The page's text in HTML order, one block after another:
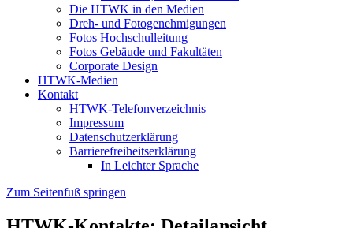
Die HTWK in den Medien
Dreh- und Fotogenehmigungen
Fotos Hochschulleitung
Fotos Gebäude und Fakultäten
Corporate Design
HTWK-Medien
Kontakt
HTWK-Telefonverzeichnis
Impressum
Datenschutzerklärung
Barrierefreiheitserklärung
In Leichter Sprache
Zum Seitenfuß springen